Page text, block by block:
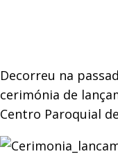
Decorreu na
cerimónia de
Centro Paroquial